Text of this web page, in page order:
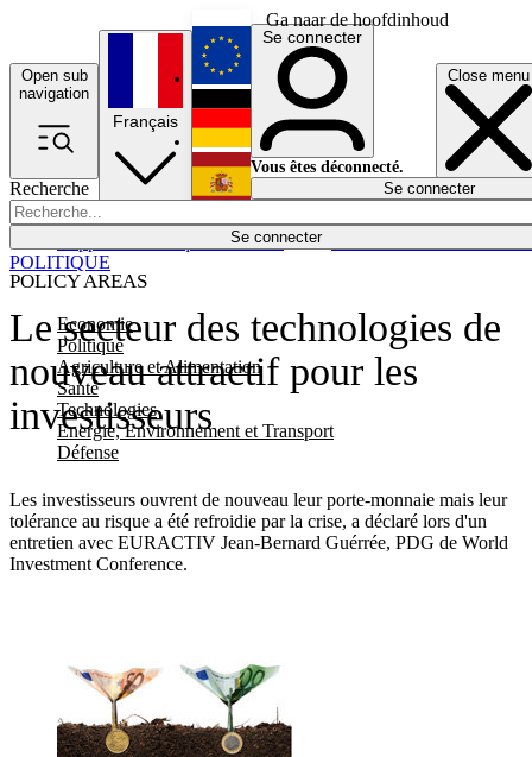
Ga naar de hoofdinhoud
Open sub
navigation
Close menu
Recherche
Se connecter
POLICY AREAS
Economie
Politique
Agriculture et Alimentation
Santé
Technologies
Energie, Environnement et Transport
Défense
Économie
Français
English
Deutsch
Español
Se connecter
Vous êtes déconnecté.
Se connecter
Le secteur des technologies de
nouveau attractif pour les
investisseurs
Les investisseurs ouvrent de nouveau leur porte-monnaie mais leur
tolérance au risque a été refroidie par la crise, a déclaré lors d'un
entretien avec EURACTIV Jean-Bernard Guérrée, PDG de World
Investment Conference.
POLITIQUE